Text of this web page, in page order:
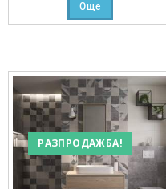
Още
РАЗПРОДАЖБА!